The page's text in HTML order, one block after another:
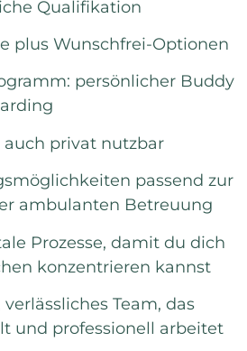
Qualifikation
plus Wunschfrei-Optionen
persönlicher Buddy
auch privat nutzbar
passend zur
ambulanten Betreuung
Prozesse, damit du dich
konzentrieren kannst
Team, das
und professionell arbeitet